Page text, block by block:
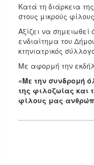
Κατά τη διάρκεια
στους μικρούς
Αξίζει να
ενδιαίτημα του
κτηνιατρικός
Με αφορμή την
«Με την συνδρομή
της φιλοζωίας και
φίλους μας